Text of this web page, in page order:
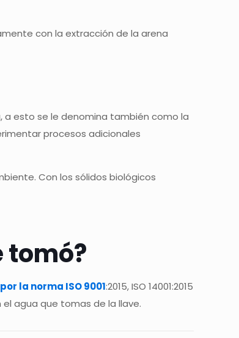
con la extracción de la arena
a esto se le denomina también como la
procesos adicionales
Con los sólidos biológicos
tomó?
la norma ISO 9001:2015, ISO 14001:2015
el agua que tomas de la llave.